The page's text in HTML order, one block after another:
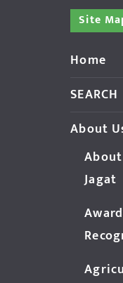
Site
Home
SEARCH
About
Jagat